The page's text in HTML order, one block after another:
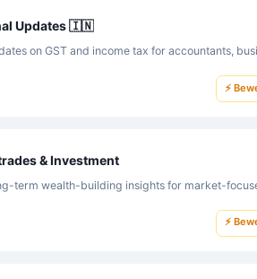
Updates 🇮🇳
on GST and income tax for accountants,
⚡
& Investment
term wealth-building insights for market-
⚡